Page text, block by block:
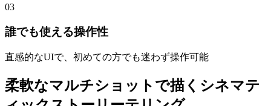
03
誰でも使える操作性
直感的なUIで、初めての方でも迷わず操作可能
柔軟なマルチショットで描くシネマテ